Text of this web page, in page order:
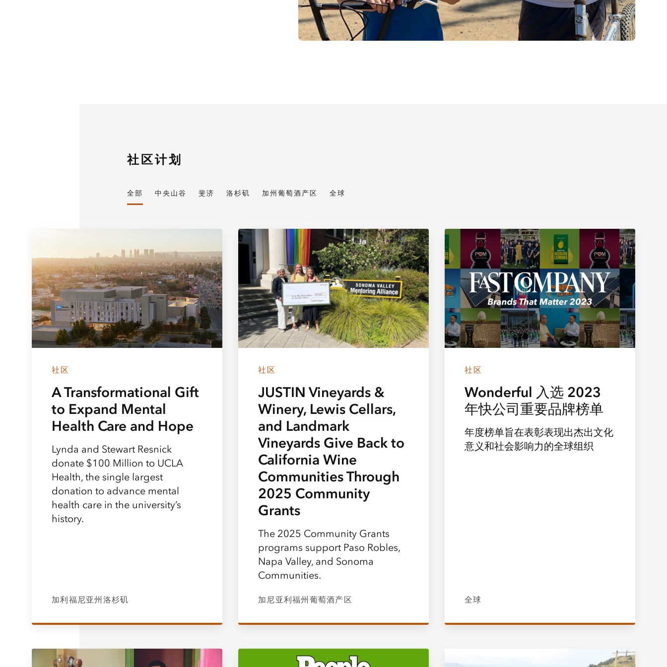
社区计划
全部 中央山谷 斐济 洛杉矶 加州葡萄酒产区 全球
社区
A Transformational Gift
to Expand Mental
Health Care and Hope
Lynda and Stewart Resnick
donate $100 Million to UCLA
Health, the single largest
donation to advance mental
health care in the university’s
history.
加利福尼亚州洛杉矶
社区
JUSTIN Vineyards &
Winery, Lewis Cellars,
and Landmark
Vineyards Give Back to
California Wine
Communities Through
2025 Community
Grants
The 2025 Community Grants
programs support Paso Robles,
Napa Valley, and Sonoma
Communities.
加尼亚利福州葡萄酒产区
社区
Wonderful 入选 2023
年快公司重要品牌榜单
年度榜单旨在表彰表现出杰出文化
意义和社会影响力的全球组织
全球